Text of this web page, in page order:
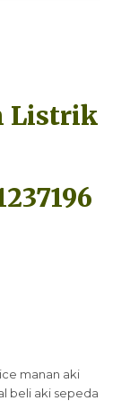
Listrik
manan aki
beli aki sepeda